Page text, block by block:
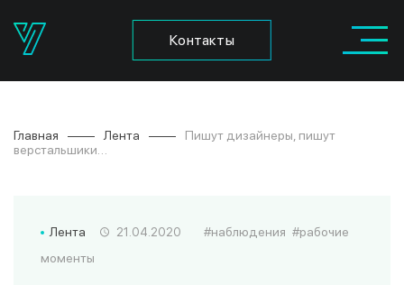
Контакты
Главная Лента
Пишут дизайнеры, пишут
верстальшики…
Лента 21.04.2020 наблюдения
рабочие
моменты